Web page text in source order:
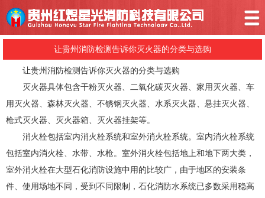
让贵州消防检测告诉你灭火器的分类与选购
让贵州消防检测告诉你灭火器的分类与选购
灭火器具体包含干粉灭火器、二氧化碳灭火器、家用灭火器、车
用灭火器、森林灭火器、不锈钢灭火器、水系灭火器、悬挂灭火器、
枪式灭火器、灭火器箱、灭火器挂架等。
消火栓包括室内消火栓系统和室外消火栓系统。室内消火栓系统
包括室内消火栓、水带、水枪。室外消火栓包括地上和地下两大类，
室外消火栓在大型石化消防设施中用的比较广，由于地区的安装条
件、使用场地不同，受到不同限制，石化消防水系统已多数采用稳高